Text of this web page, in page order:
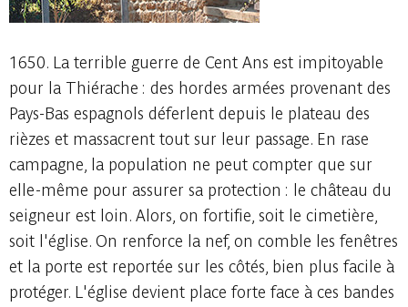
1650. La terrible guerre de Cent Ans est impitoyable
pour la Thiérache : des hordes armées provenant des
Pays-Bas espagnols déferlent depuis le plateau des
rièzes et massacrent tout sur leur passage. En rase
campagne, la population ne peut compter que sur
elle-même pour assurer sa protection : le château du
seigneur est loin. Alors, on fortifie, soit le cimetière,
soit l'église. On renforce la nef, on comble les fenêtres
et la porte est reportée sur les côtés, bien plus facile à
protéger. L'église devient place forte face à ces bandes